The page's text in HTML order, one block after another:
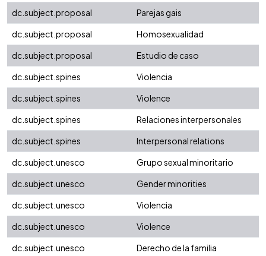
dc.subject.proposal
Parejas gais
dc.subject.proposal
Homosexualidad
dc.subject.proposal
Estudio de caso
dc.subject.spines
Violencia
dc.subject.spines
Violence
dc.subject.spines
Relaciones interpersonales
dc.subject.spines
Interpersonal relations
dc.subject.unesco
Grupo sexual minoritario
dc.subject.unesco
Gender minorities
dc.subject.unesco
Violencia
dc.subject.unesco
Violence
dc.subject.unesco
Derecho de la familia